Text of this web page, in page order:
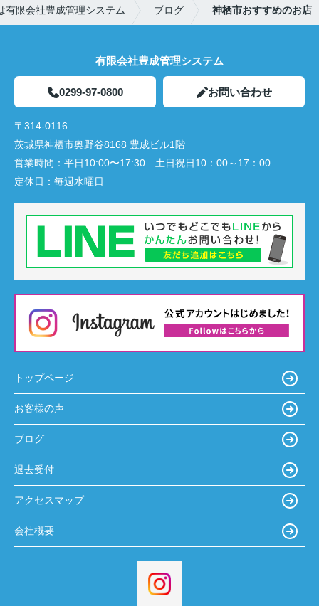
有限会社豊成管理システム ブログ 神栖市おすすめのお店
有限会社豊成管理システム
0299-97-0800 お問い合わせ
〒314-0116
茨城県神栖市奥野谷8168 豊成ビル1階
営業時間： 平日10:00〜17:30 土日祝日10：00～17：00
定休日： 毎週水曜日
トップページ
お客様の声
ブログ
退去受付
アクセスマップ
会社概要